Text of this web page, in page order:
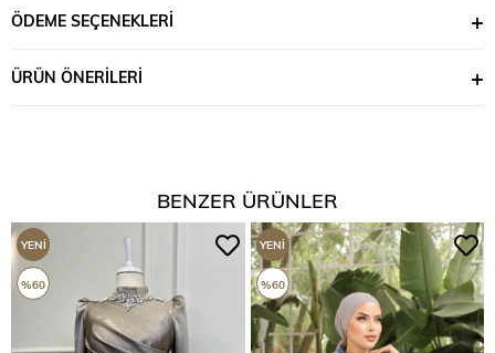
ÖDEME SEÇENEKLERI
ÜRÜN ÖNERILERI
BENZER ÜRÜNLER
YENI
ÜRÜN
%60
YENI
ÜRÜN
%60